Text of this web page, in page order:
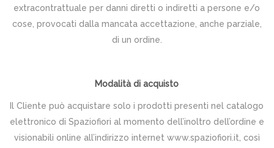
extracontrattuale per danni diretti o indiretti a persone e/o
cose, provocati dalla mancata accettazione, anche parziale,
di un ordine.
Modalità di acquisto
Il Cliente può acquistare solo i prodotti presenti nel catalogo
elettronico di Spaziofiori al momento dell’inoltro dell’ordine e
visionabili online all’indirizzo internet www.spaziofiori.it, così